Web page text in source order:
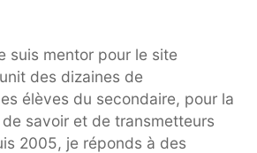
suis mentor pour le site
des dizaines de
élèves du secondaire, pour la
savoir et de transmetteurs
2005, je réponds à des